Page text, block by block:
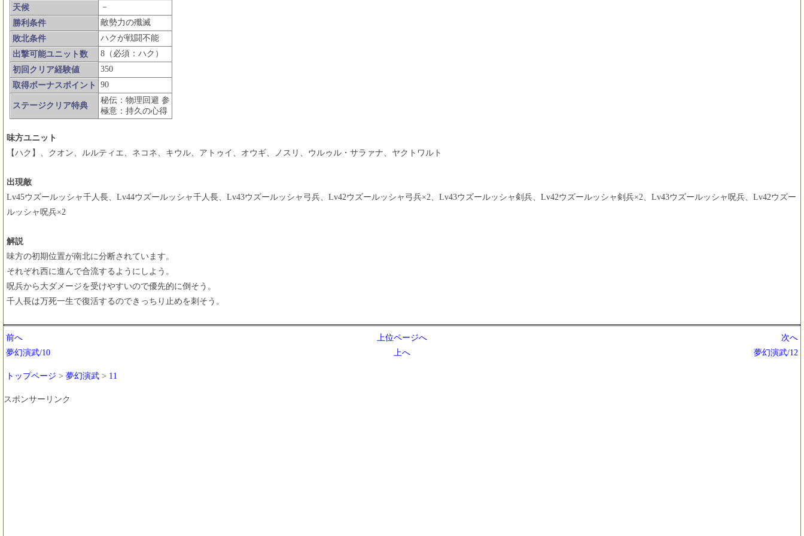
天候
－
勝利条件
敵勢力の殲滅
敗北条件
ハクが戦闘不能
出撃可能ユニット数
8（必須：ハク）
初回クリア経験値
350
取得ボーナスポイント
90
ステージクリア特典
秘伝：物理回避 参
極意：持久の心得
味方ユニット
【ハク】、クオン、ルルティエ、ネコネ、キウル、アトゥイ、オウギ、ノスリ、ウルゥル・サラァナ、ヤクトワルト
出現敵
Lv45ウズールッシャ千人長、Lv44ウズールッシャ千人長、Lv43ウズールッシャ弓兵、Lv42ウズールッシャ弓兵×2、Lv43ウズールッシャ剣兵、Lv42ウズールッシャ剣兵×2、Lv43ウズールッシャ呪兵、Lv42ウズー
ルッシャ呪兵×2
解説
味方の初期位置が南北に分断されています。
それぞれ西に進んで合流するようにしよう。
呪兵から大ダメージを受けやすいので優先的に倒そう。
千人長は万死一生で復活するのできっちり止めを刺そう。
前へ
夢幻演武/10
次へ
夢幻演武/12
上位ページへ
上へ
トップページ > 夢幻演武 > 11
スポンサーリンク